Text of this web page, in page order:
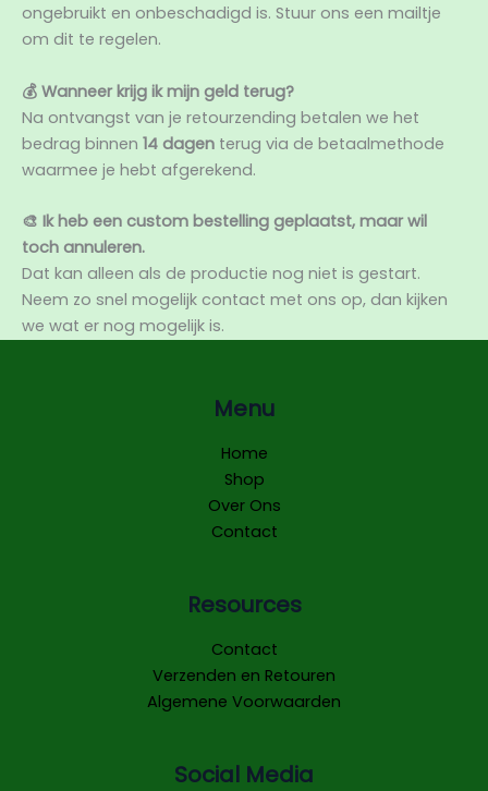
ongebruikt en onbeschadigd is. Stuur ons een mailtje
om dit te regelen.
💰 Wanneer krijg ik mijn geld terug?
Na ontvangst van je retourzending betalen we het
bedrag binnen 14 dagen terug via de betaalmethode
waarmee je hebt afgerekend.
🎨 Ik heb een custom bestelling geplaatst, maar wil
toch annuleren.
Dat kan alleen als de productie nog niet is gestart.
Neem zo snel mogelijk contact met ons op, dan kijken
we wat er nog mogelijk is.
Menu
Home
Shop
Over Ons
Contact
Resources
Contact
Verzenden en Retouren
Algemene Voorwaarden
Social Media